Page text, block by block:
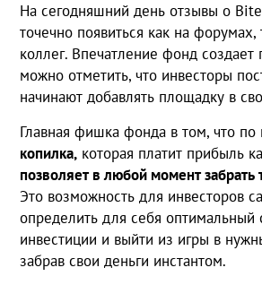
На сегодняшний день отзывы о
точечно появиться как на
коллег. Впечатление фонд
можно отметить, что инвесторы
начинают добавлять площадку в
Главная фишка фонда в том, что по
копилка, которая платит прибыль
позволяет в любой момент забрать
Это возможность для инвесторов
определить для себя оптимальный
инвестиции и выйти из игры в
забрав свои деньги инстантом.